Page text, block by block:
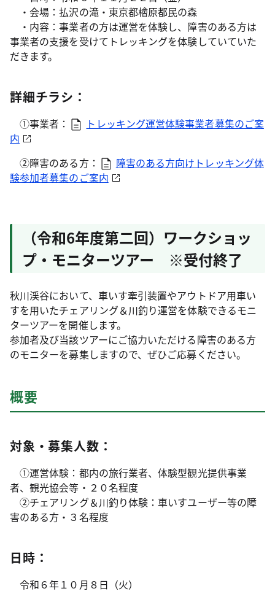
・会場：払沢の滝・東京都檜原都民の森
・内容：事業者の方は運営を体験し、障害のある方は
事業者の支援を受けてトレッキングを体験していていた
だきます。
詳細チラシ：
①事業者：
トレッキング運営体験事業者募集のご案
内
②障害のある方：
障害のある方向けトレッキング体
験参加者募集のご案内
（令和6年度第二回）ワークショッ
プ・モニターツアー ※受付終了
秋川渓谷において、車いす牽引装置やアウトドア用車い
すを用いたチェアリング＆川釣り運営を体験できるモニ
ターツアーを開催します。
参加者及び当該ツアーにご協力いただける障害のある方
のモニターを募集しますので、ぜひご応募ください。
概要
対象・募集人数：
①運営体験：都内の旅行業者、体験型観光提供事業
者、観光協会等・２０名程度
②チェアリング＆川釣り体験：車いすユーザー等の障
害のある方・３名程度
日時：
令和６年１０月８日（火）